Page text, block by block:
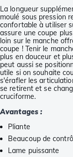
La longueur
moulé sous pression
confortable à utiliser
assure une coupe
loin sur le manche
coupe ! Tenir le
plus en douceur et
peut aussi se
utile si on souhaite
s'érafler les
se retirent et se
cruciforme.
Avantages :
Pliante
Beaucoup de
Lame puissante